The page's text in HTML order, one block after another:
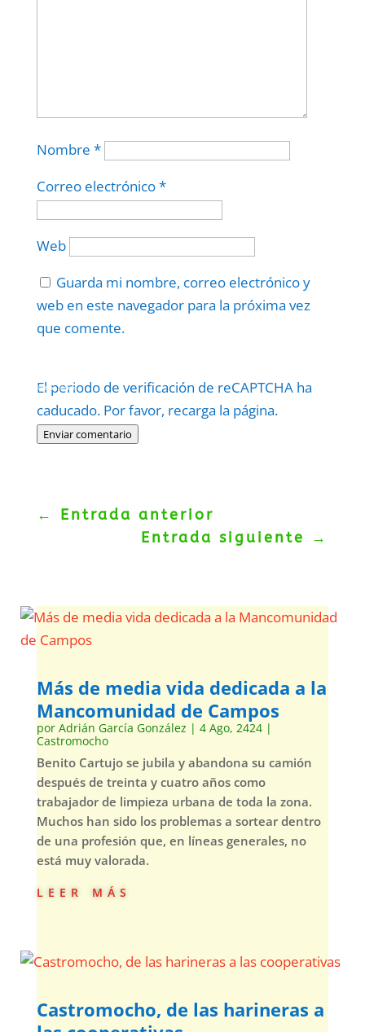
Nombre *
Correo electrónico*
Web
Guarda mi nombre, correo electrónico y
web en este navegador para la próxima vez
que comente.
El periodo de verificación de reCAPTCHA ha
caducado. Por favor, recarga la página.
Enviar comentario
Politica–Términos.
← Entrada anterior
Entrada siguiente
→
Más de media vida dedicada a la
Mancomunidad de Campos
por Adrián García González | 4 Ago, 2424|
Castromocho
Benito Cartujo se jubila y abandona su camión
después de treinta y cuatro años como
trabajador de limpieza urbana de toda la zona.
Muchos han sido los problemas a sortear dentro
de una profesión que, en líneas generales, no
está muy valorada.
leer más
Castromocho, de las harineras a